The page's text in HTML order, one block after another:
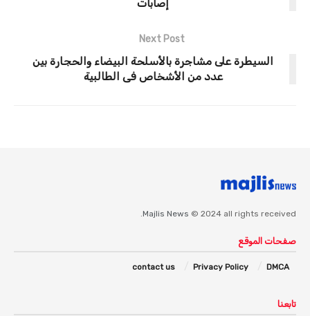
إصابات
Next Post
السيطرة على مشاجرة بالأسلحة البيضاء والحجارة بين
عدد من الأشخاص فى الطالبية
Majlis News © 2024 all rights received.
صفحات الموقع
DMCA
Privacy Policy
contact us
تابعنا